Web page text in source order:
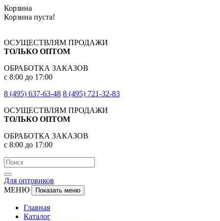
Корзина
Корзина пуста!
ОСУЩЕСТВЛЯМ ПРОДАЖИ
ТОЛЬКО ОПТОМ
ОБРАБОТКА ЗАКАЗОВ
с 8:00 до 17:00
8 (495) 637-63-48 8 (495) 721-32-83
ОСУЩЕСТВЛЯМ ПРОДАЖИ
ТОЛЬКО ОПТОМ
ОБРАБОТКА ЗАКАЗОВ
с 8:00 до 17:00
Для оптовиков
МЕНЮ
Показать меню
Главная
Каталог